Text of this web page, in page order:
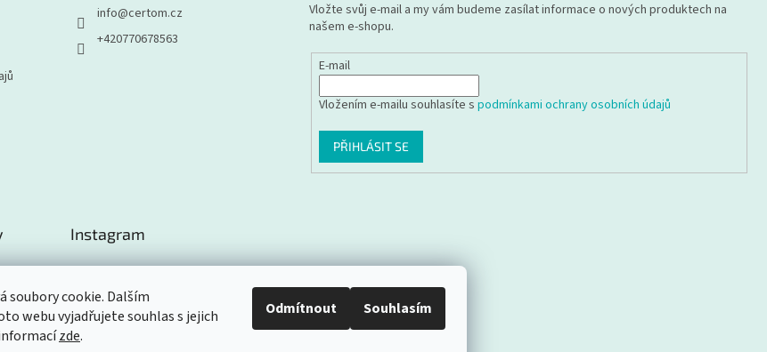
soubory cookie. Dalším
webu vyjadřujete souhlas s jejich
zde.
Odmítnout Souhlasím
info@certom.cz
+420770678563
Vložte svůj e-mail a my vám budeme zasílat informace o nových produktech na
našem e-shopu.
E-mail
Vložením e-mailu souhlasíte spodmínkami ochrany osobních údajů
PŘIHLÁSIT SE
Instagram